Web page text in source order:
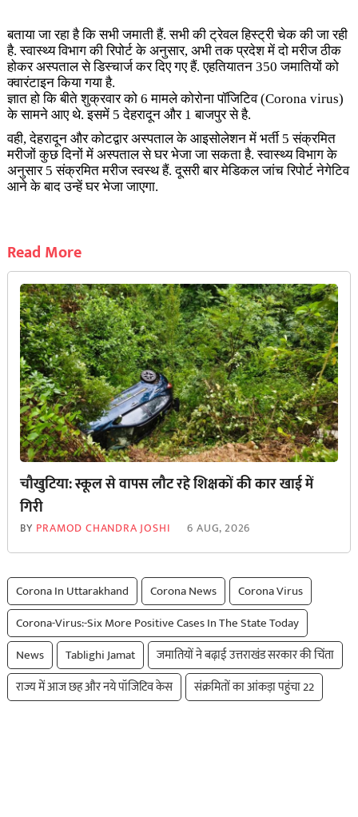
बताया जा रहा है कि सभी जमाती हैं. सभी की ट्रेवल हिस्ट्री चेक की जा रही
है. स्वास्थ्य विभाग की रिपोर्ट के अनुसार, अभी तक प्रदेश में दो मरीज ठीक
होकर अस्पताल से डिस्चार्ज कर दिए गए हैं. एहतियातन 350 जमातियों को
क्वारंटाइन किया गया है.
ज्ञात हो कि बीते शुक्रवार को 6 मामले कोरोना पॉजिटिव (Corona virus)
के सामने आए थे. इसमें 5 देहरादून और 1 बाजपुर से है.
वही, देहरादून और कोटद्वार अस्पताल के आइसोलेशन में भर्ती 5 संक्रमित
मरीजों कुछ दिनों में अस्पताल से घर भेजा जा सकता है. स्वास्थ्य विभाग के
अनुसार 5 संक्रमित मरीज स्वस्थ हैं. दूसरी बार मेडिकल जांच रिपोर्ट नेगेटिव
आने के बाद उन्हें घर भेजा जाएगा.
Read More
चौखुटिया: स्कूल से वापस लौट रहे शिक्षकों की कार खाई में
गिरी
BY PRAMOD CHANDRA JOSHI 6 AUG, 2026
Corona In Uttarakhand Corona News
Corona Virus
Corona-Virus:-Six More Positive Cases In The State Today
News
Tablighi Jamat
जमातियों ने बढ़ाई उत्तराखंड सरकार की चिंता
राज्य में आज छह और नये पॉजिटिव केस
संक्रमितों का आंकड़ा पहुंचा 22